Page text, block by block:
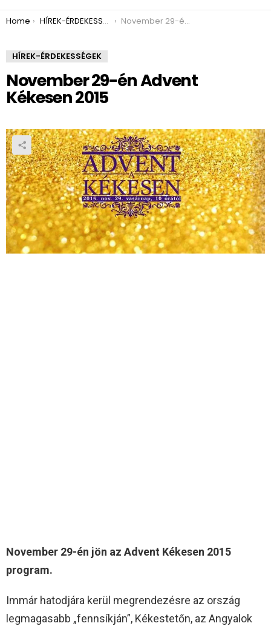
You are here:
Home HÍREK-ÉRDEKESSÉGEK November 29-én Advent Kékesen 2015
HÍREK-ÉRDEKESSÉGEK
November 29-én Advent
Kékesen 2015
November 29-én jön az Advent Kékesen 2015
program.
Immár hatodjára kerül megrendezésre az ország
legmagasabb „fennsíkján”, Kékestetőn, az Angyalok